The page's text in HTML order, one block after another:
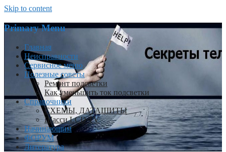
Skip to content
Primary Menu
Главная
Неисправности
Сервисное меню
Полезные советы
Ремонт подсветки
Как уменьшить ток подсветки
Справочники
СХЕМЫ, ДАТАШИТЫ
Шасси LCD TV
Начинающим
ФОРУМ
Литература